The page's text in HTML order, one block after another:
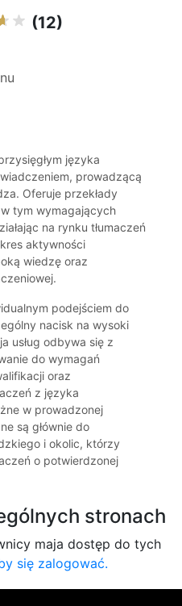
(12)
języka
prowadzącą
Oferuje przekłady
tym wymagających
na rynku tłumaczeń
aktywności
wiedzę oraz
podejściem do
nacisk na wysoki
usług odbywa się z
do wymagań
oraz
z języka
w prowadzonej
są głównie do
i okolic, którzy
o potwierdzonej
stronach
maja dostęp do tych
się zalogować.